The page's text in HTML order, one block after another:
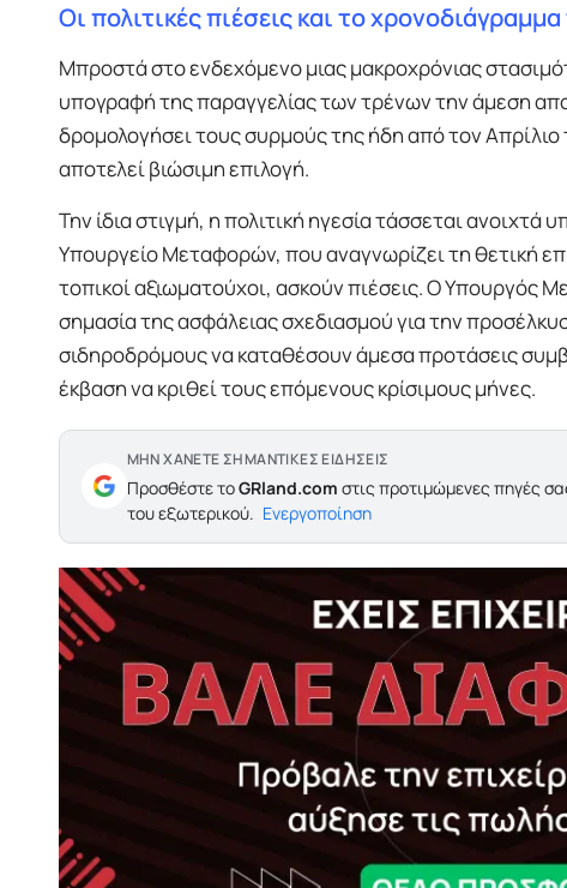
Οι πολιτικές πιέσεις και το
Μπροστά στο ενδεχόμενο μιας μακροχρόνιας
υπογραφή της παραγγελίας των τρένων την άμεση
δρομολογήσει τους συρμούς της ήδη από τον
αποτελεί βιώσιμη επιλογή.
Την ίδια στιγμή, η πολιτική ηγεσία τάσσεται
Υπουργείο Μεταφορών, που αναγνωρίζει τη θετική
τοπικοί αξιωματούχοι, ασκούν πιέσεις. Ο Υπουργός
σημασία της ασφάλειας σχεδιασμού για την
σιδηροδρόμους να καταθέσουν άμεσα προτάσεις
έκβαση να κριθεί τους επόμενους κρίσιμους μήνες.
ΜΗΝ ΧΑΝΕΤΕ ΣΗΜΑΝΤΙΚΕΣ ΕΙΔΗΣΕΙΣ
Προσθέστε τοGRland.com στις προτιμώμενες πηγές
του εξωτερικού. Ενεργοποίηση